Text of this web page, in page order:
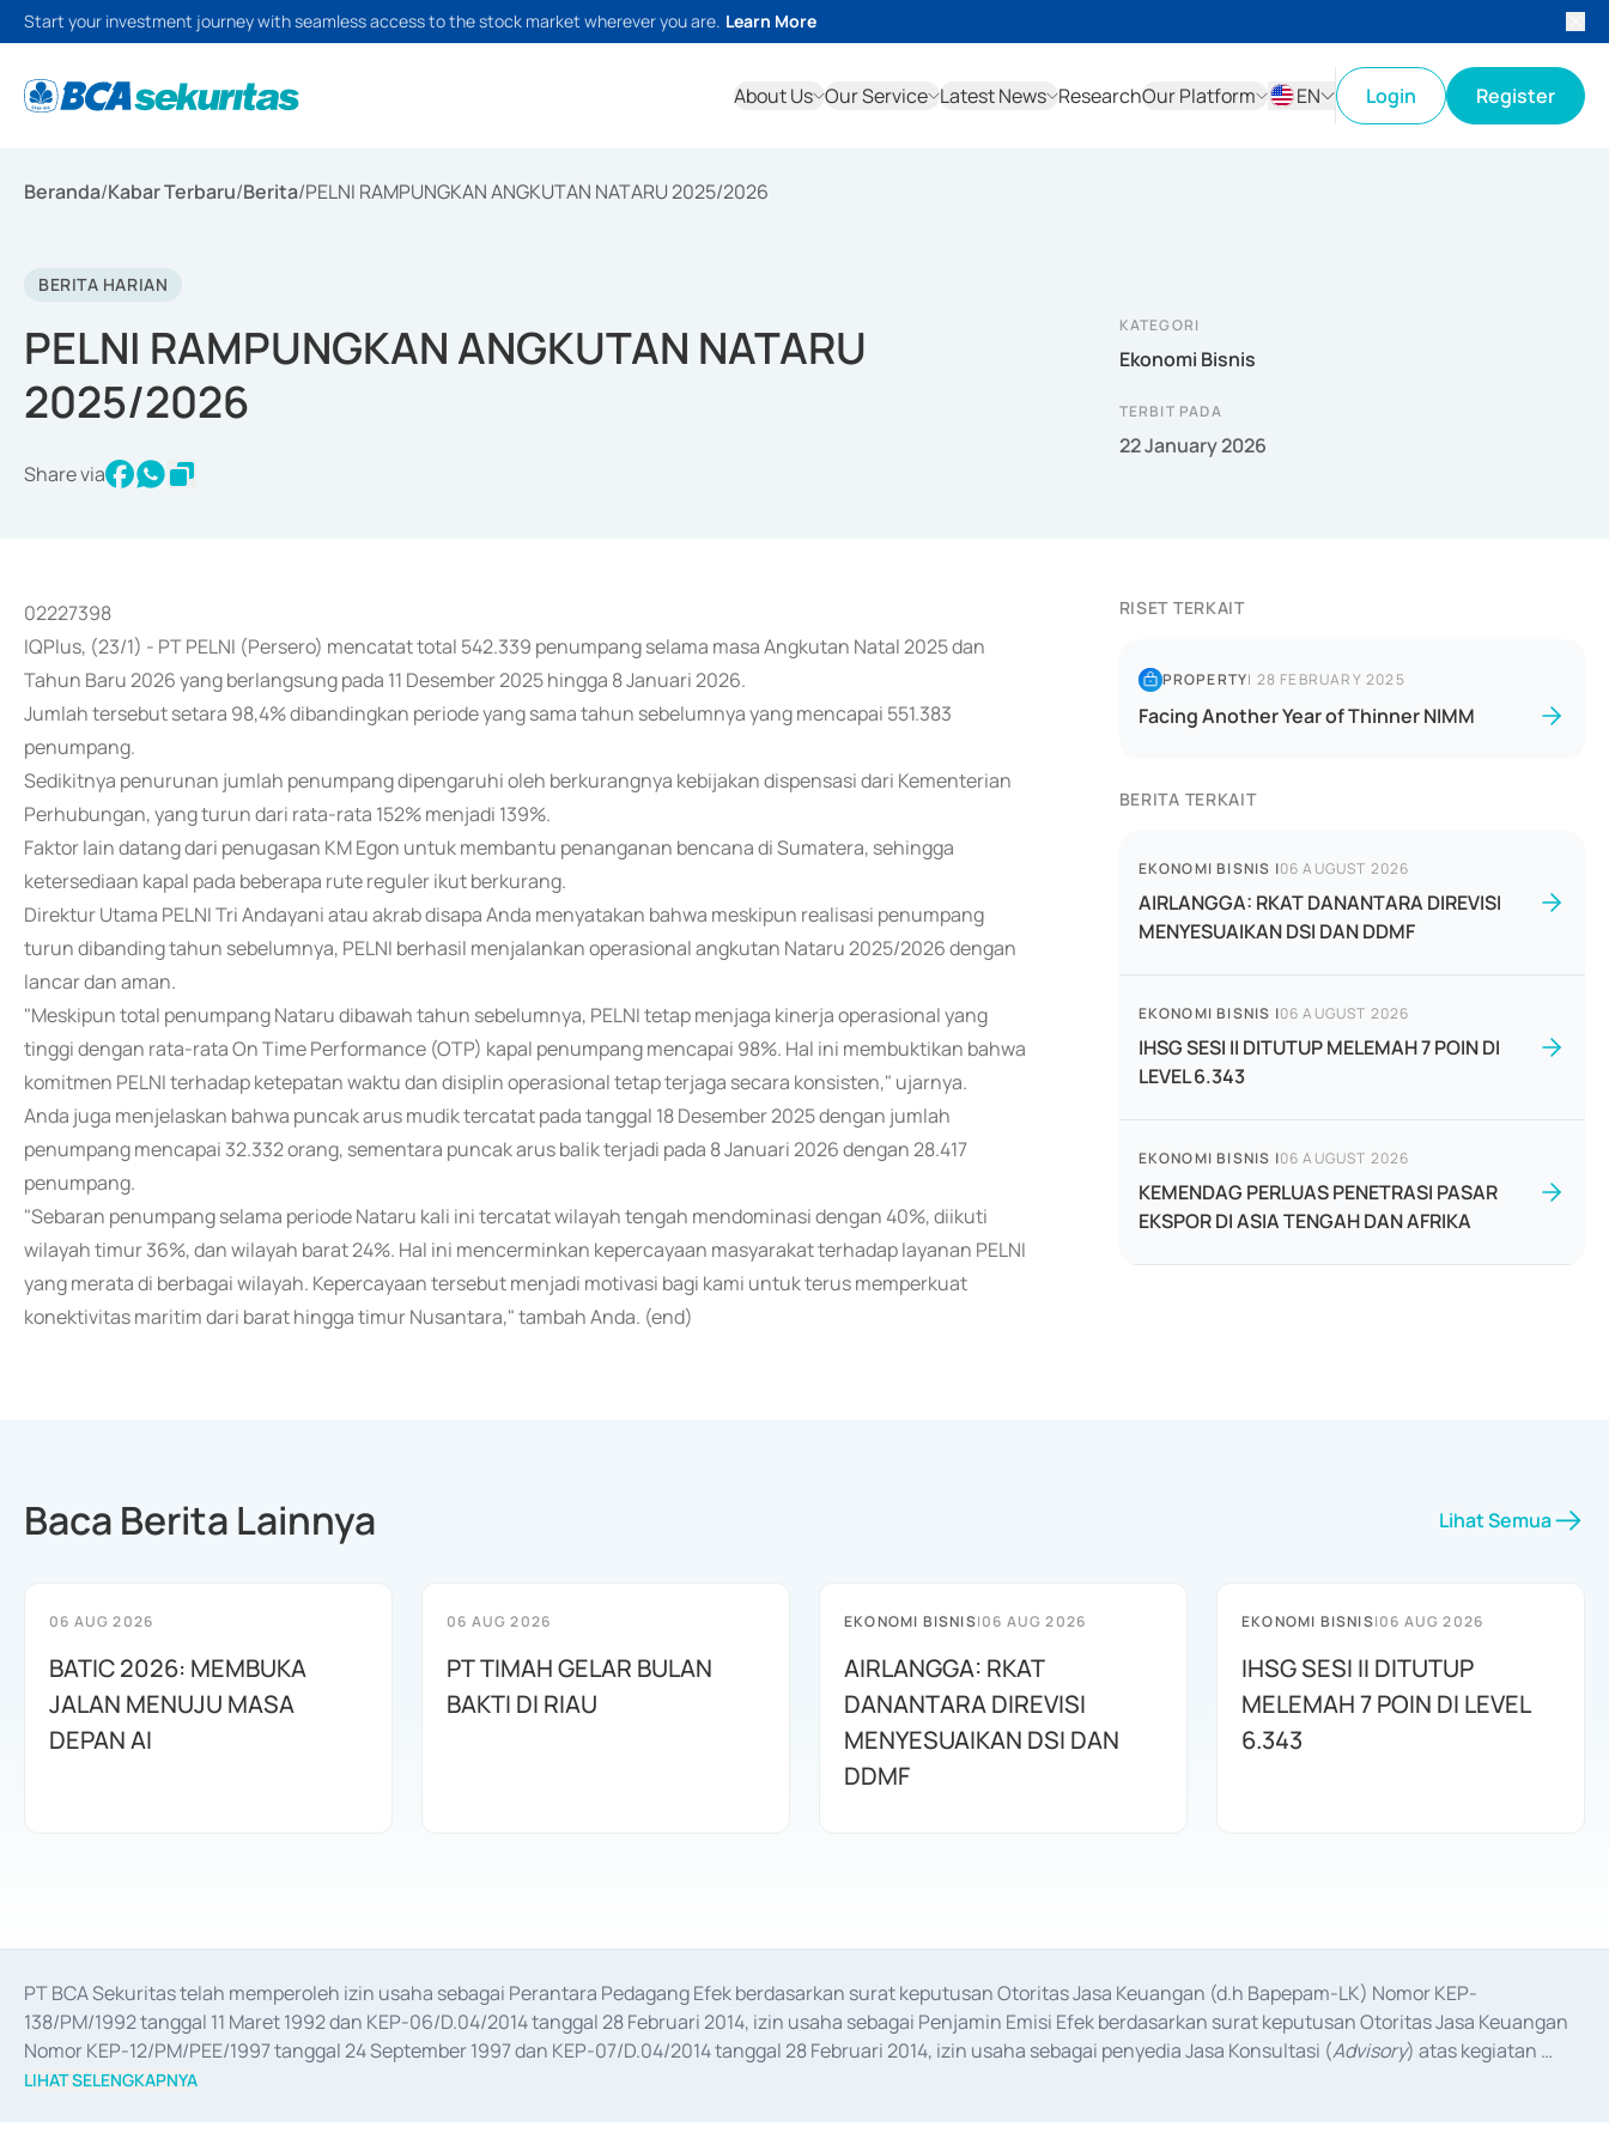
Start your investment journey with seamless access to the stock market wherever you are. Learn More
About Us Our Service Latest News ResearchOur Platform
EN
Login Register
Beranda/Kabar Terbaru/Berita/PELNI RAMPUNGKAN ANGKUTAN NATARU 2025/2026
BERITA HARIAN
PELNI RAMPUNGKAN ANGKUTAN NATARU
2025/2026
Share via
KATEGORI
Ekonomi Bisnis
TERBIT PADA
22 January 2026
02227398
IQPlus, (23/1) - PT PELNI (Persero) mencatat total 542.339 penumpang selama masa Angkutan Natal 2025 dan
Tahun Baru 2026 yang berlangsung pada 11 Desember 2025 hingga 8 Januari 2026.
Jumlah tersebut setara 98,4% dibandingkan periode yang sama tahun sebelumnya yang mencapai 551.383
penumpang.
Sedikitnya penurunan jumlah penumpang dipengaruhi oleh berkurangnya kebijakan dispensasi dari Kementerian
Perhubungan, yang turun dari rata-rata 152% menjadi 139%.
Faktor lain datang dari penugasan KM Egon untuk membantu penanganan bencana di Sumatera, sehingga
ketersediaan kapal pada beberapa rute reguler ikut berkurang.
Direktur Utama PELNI Tri Andayani atau akrab disapa Anda menyatakan bahwa meskipun realisasi penumpang
turun dibanding tahun sebelumnya, PELNI berhasil menjalankan operasional angkutan Nataru 2025/2026 dengan
lancar dan aman.
"Meskipun total penumpang Nataru dibawah tahun sebelumnya, PELNI tetap menjaga kinerja operasional yang
tinggi dengan rata-rata On Time Performance (OTP) kapal penumpang mencapai 98%. Hal ini membuktikan bahwa
komitmen PELNI terhadap ketepatan waktu dan disiplin operasional tetap terjaga secara konsisten," ujarnya.
Anda juga menjelaskan bahwa puncak arus mudik tercatat pada tanggal 18 Desember 2025 dengan jumlah
penumpang mencapai 32.332 orang, sementara puncak arus balik terjadi pada 8 Januari 2026 dengan 28.417
penumpang.
"Sebaran penumpang selama periode Nataru kali ini tercatat wilayah tengah mendominasi dengan 40%, diikuti
wilayah timur 36%, dan wilayah barat 24%. Hal ini mencerminkan kepercayaan masyarakat terhadap layanan PELNI
yang merata di berbagai wilayah. Kepercayaan tersebut menjadi motivasi bagi kami untuk terus memperkuat
konektivitas maritim dari barat hingga timur Nusantara," tambah Anda. (end)
RISET TERKAIT
PROPERTY| 28 FEBRUARY 2025
Facing Another Year of Thinner NIMM
BERITA TERKAIT
EKONOMI BISNIS |06 AUGUST 2026
AIRLANGGA: RKAT DANANTARA DIREVISI
MENYESUAIKAN DSI DAN DDMF
EKONOMI BISNIS |06 AUGUST 2026
IHSG SESI II DITUTUP MELEMAH 7 POIN DI
LEVEL 6.343
EKONOMI BISNIS |06 AUGUST 2026
KEMENDAG PERLUAS PENETRASI PASAR
EKSPOR DI ASIA TENGAH DAN AFRIKA
Baca Berita Lainnya Lihat Semua
06 AUG 2026
BATIC 2026: MEMBUKA
JALAN MENUJU MASA
DEPAN AI
06 AUG 2026
PT TIMAH GELAR BULAN
BAKTI DI RIAU
EKONOMI BISNIS|06 AUG 2026
AIRLANGGA: RKAT
DANANTARA DIREVISI
MENYESUAIKAN DSI DAN
DDMF
EKONOMI BISNIS|06 AUG 2026
IHSG SESI II DITUTUP
MELEMAH 7 POIN DI LEVEL
6.343
PT BCA Sekuritas telah memperoleh izin usaha sebagai Perantara Pedagang Efek berdasarkan surat keputusan Otoritas Jasa Keuangan (d.h Bapepam-LK) Nomor KEP-
138/PM/1992 tanggal 11 Maret 1992 dan KEP-06/D.04/2014 tanggal 28 Februari 2014, izin usaha sebagai Penjamin Emisi Efek berdasarkan surat keputusan Otoritas Jasa Keuangan
Nomor KEP-12/PM/PEE/1997 tanggal 24 September 1997 dan KEP-07/D.04/2014 tanggal 28 Februari 2014, izin usaha sebagai penyedia Jasa Konsultasi (Advisory) atas kegiatan
merger, akuisisi, divestasi, dan
LIHAT SELENGKAPNYA